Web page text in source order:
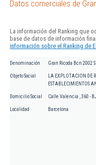
Datos comerciales de
La información del Ranking que
base de datos de información
información sobre el Ranking de
Denominación Gran Ricoda Bcn 2002 Sl
Objeto Social
LA EXPLOTACION DE
ESTABLECIMIENTOS
Domicilio Social Calle Valencia , 360 - BJ
Localidad Barcelona